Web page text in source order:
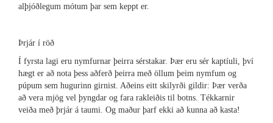
alþjóðlegum mótum þar sem keppt er.
Þrjár í röð
Í fyrsta lagi eru nymfurnar þeirra sérstakar. Þær eru sér kaptíuli, því
hægt er að nota þess aðferð þeirra með öllum þeim nymfum og
púpum sem hugurinn girnist. Aðeins eitt skilyrði gildir: Þær verða
að vera mjög vel þyngdar og fara rakleiðis til botns. Tékkarnir
veiða með þrjár á taumi. Og maður þarf ekki að kunna að kasta!